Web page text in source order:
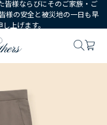
皆様ならびにそのご家族・ご
様の安全と被災地の一日も早
上げます。
ジュアルパンツ ポリエス